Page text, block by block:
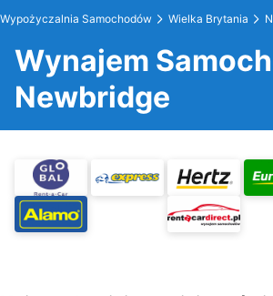
Wypożyczalnia Samochodów Wielka Brytania
Wynajem
Newbridge